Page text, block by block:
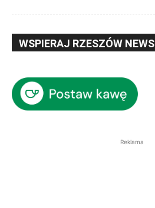
WSPIERAJ RZESZÓW NEWS
Reklama